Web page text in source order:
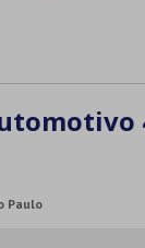
Paulo